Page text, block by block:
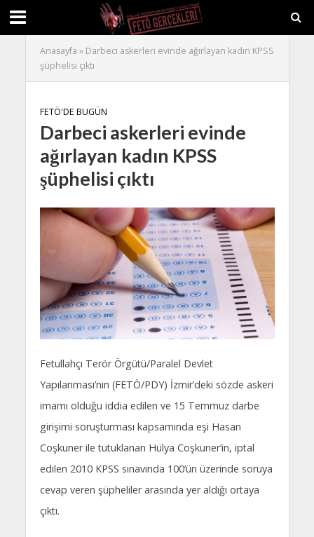
Anasayfa » Darbeci askerleri evinde ağırlayan kadın KPSS
şüphelisi çıktı
FETÖ'DE BUGÜN
Darbeci askerleri evinde
ağırlayan kadın KPSS
şüphelisi çıktı
Fetullahçı Terör Örgütü/Paralel Devlet
Yapılanması’nın (FETÖ/PDY) İzmir’deki sözde askeri
imamı olduğu iddia edilen ve 15 Temmuz darbe
girişimi soruşturması kapsamında eşi Hasan
Coşkuner ile tutuklanan Hülya Coşkuner’in, iptal
edilen 2010 KPSS sınavında 100’ün üzerinde soruya
cevap veren şüpheliler arasında yer aldığı ortaya
çıktı.